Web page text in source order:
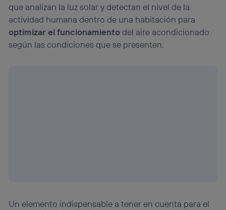
que analizan la luz solar y detectan el nivel de la
actividad humana dentro de una habitación para
optimizar el funcionamientodel aire acondicionado
según las condiciones que se presenten.
Un elemento indispensable a tener en cuenta para el